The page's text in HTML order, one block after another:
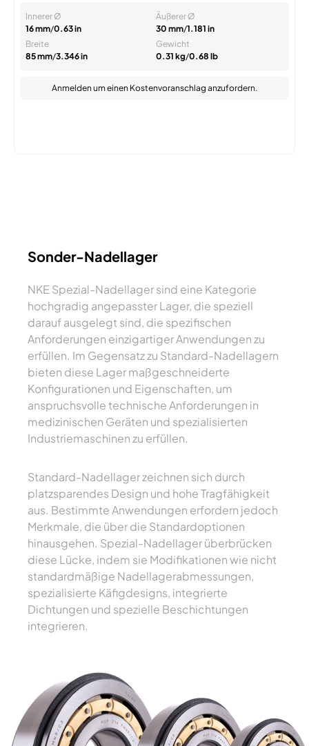
Innerer Ø
16 mm/0.63 in
Äußerer Ø
30 mm/1.181 in
Breite
85 mm/3.346 in
Gewicht
0.31 kg/0.68 lb
Anmelden um einen Kostenvoranschlag anzufordern.
Sonder-Nadellager
NKE Spezial-Nadellager sind eine Kategorie
hochgradig angepasster Lager, die speziell
darauf ausgelegt sind, die spezifischen
Anforderungen einzigartiger Anwendungen zu
erfüllen. Im Gegensatz zu Standard-Nadellagern
bieten diese Lager maßgeschneiderte
Konfigurationen und Eigenschaften, um
anspruchsvolle technische Anforderungen in
medizinischen Geräten und spezialisierten
Industriemaschinen zu erfüllen.
Standard-Nadellager zeichnen sich durch
platzsparendes Design und hohe Tragfähigkeit
aus. Bestimmte Anwendungen erfordern jedoch
Merkmale, die über die Standardoptionen
hinausgehen. Spezial-Nadellager überbrücken
diese Lücke, indem sie Modifikationen wie nicht
standardmäßige Nadellagerabmessungen,
spezialisierte Käfigdesigns, integrierte
Dichtungen und spezielle Beschichtungen
integrieren.